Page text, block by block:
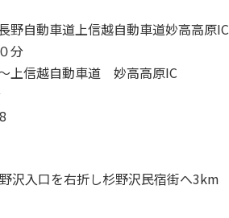
野自動車道上信越自動車道妙高高原IC
分
上信越自動車道 妙高高原IC
沢入口を右折し杉野沢民宿街へ3km